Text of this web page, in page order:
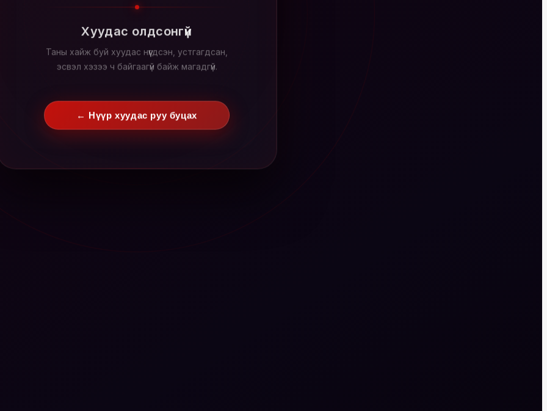
Хуудас олдсонгүй
Таны хайж буй хуудас нүүгдсэн, устгагдсан,
эсвэл хэзээ ч байгаагүй байж магадгүй.
← Нүүр хуудас руу буцах